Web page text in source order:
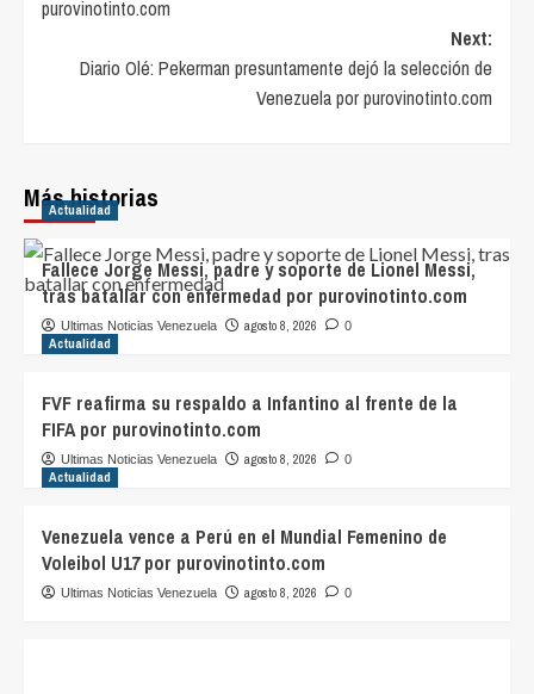
purovinotinto.com
Next:
Diario Olé: Pekerman presuntamente dejó la selección de
Venezuela por purovinotinto.com
Más historias
Actualidad
Fallece Jorge Messi, padre y soporte de Lionel Messi,
tras batallar con enfermedad por purovinotinto.com
Ultimas Noticias Venezuela agosto 8, 2026 0
Actualidad
FVF reafirma su respaldo a Infantino al frente de la
FIFA por purovinotinto.com
Ultimas Noticias Venezuela agosto 8, 2026 0
Actualidad
Venezuela vence a Perú en el Mundial Femenino de
Voleibol U17 por purovinotinto.com
Ultimas Noticias Venezuela agosto 8, 2026 0